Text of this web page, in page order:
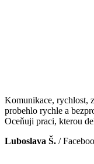
Komunikace, rychlost,
probehlo rychle a
Oceňuji praci, kterou
Luboslava Š. /